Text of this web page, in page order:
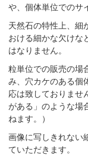
や、個体単位でのサ
天然石の特性上、細
おける細かな欠けな
はなりません。
粒単位での販売の場
み、穴カケのある個
応は致しておりませ
がある」のような場
ねます。）
画像に写しきれない
ていただきます。